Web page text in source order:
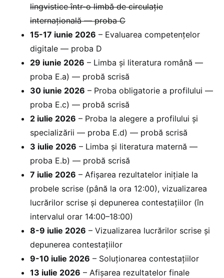
lingvistice într-o limbă de circulație
internațională — proba C
15-17 iunie 2026 – Evaluarea competențelor
digitale — proba D
29 iunie 2026 – Limba și literatura română —
proba E.a) — probă scrisă
30 iunie 2026 – Proba obligatorie a profilului —
proba E.c) — probă scrisă
2 iulie 2026 – Proba la alegere a profilului și
specializării — proba E.d) — probă scrisă
3 iulie 2026 – Limba și literatura maternă —
proba E.b) — probă scrisă
7 iulie 2026 – Afișarea rezultatelor inițiale la
probele scrise (până la ora 12:00), vizualizarea
lucrărilor scrise și depunerea contestațiilor (în
intervalul orar 14:00–18:00)
8-9 iulie 2026 – Vizualizarea lucrărilor scrise și
depunerea contestațiilor
9-10 iulie 2026 – Soluționarea contestațiilor
13 iulie 2026 – Afișarea rezultatelor finale